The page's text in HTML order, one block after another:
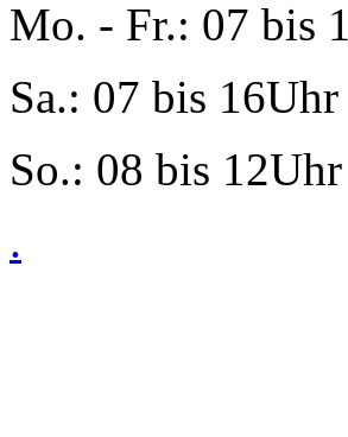
Mo. - Fr.: 07 bis
Sa.: 07 bis 16Uhr
So.: 08 bis 12Uhr
.